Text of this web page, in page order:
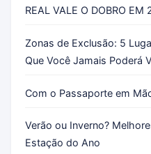
REAL VALE O DOBRO EM
Zonas de Exclusão: 5
Que Você Jamais Poderá
Com o Passaporte em
Verão ou Inverno?
Estação do Ano